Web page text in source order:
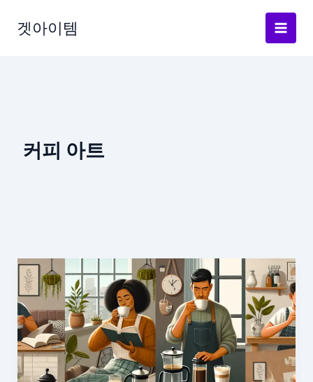
겟아이템
커피 아트